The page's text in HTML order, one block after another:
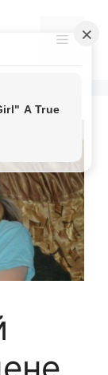
Menu